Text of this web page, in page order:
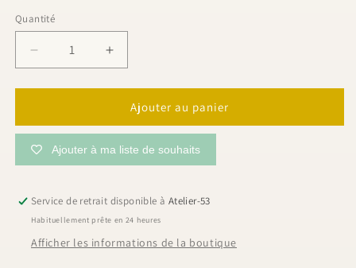
Quantité
Quantité
Réduire
la
quantité
Épingles
blocage
T
»,
50
Augmenter
la
quantité
Épingles
blocage
T
»,
50
Ajouter au panier
Ajouter à ma liste de souhaits
Service de retrait disponible à Atelier-53
Habituellement prête en 24 heures
Afficher les informations de la boutique